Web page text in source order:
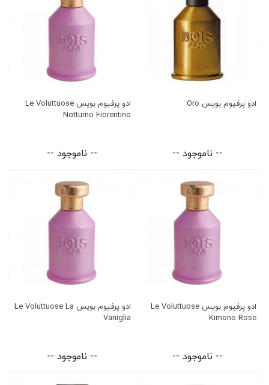
ادو پرفیوم بویس Oro
-- ناموجود --
ادو پرفیوم بویس Le Voluttuose
Notturno Fiorentino
-- ناموجود --
ادو پرفیوم بویس Le Voluttuose
Kimono Rose
-- ناموجود --
ادو پرفیوم بویس Le Voluttuose La
Vaniglia
-- ناموجود --